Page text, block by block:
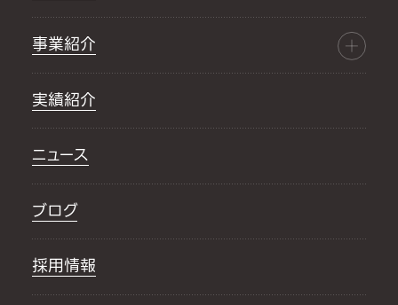
事業紹介
実績紹介
ニュース
ブログ
採用情報